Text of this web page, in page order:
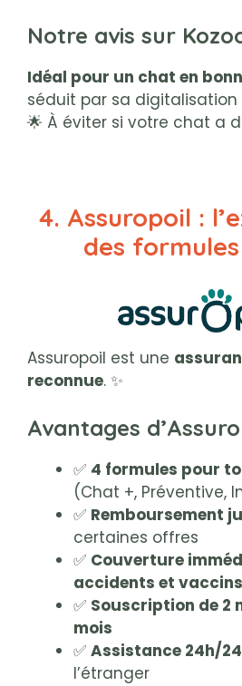
Notre avis sur
Idéal pour un chat en
séduit par sa
🌟 À éviter si votre chat a
4. Assuropoil :
des
Assuropoil est une
reconnue. ✨
Avantages
✅ 4 formules pour
(Chat +, Préventive,
✅ Remboursement
certaines offres
✅ Couverture
accidents et vaccins
✅ Souscription de 2
mois
✅ Assistance 24h/24
l’étranger